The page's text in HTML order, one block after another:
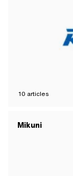
10 articles
Mikuni